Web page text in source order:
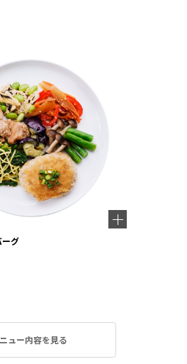
ーグ
ュー内容を見る